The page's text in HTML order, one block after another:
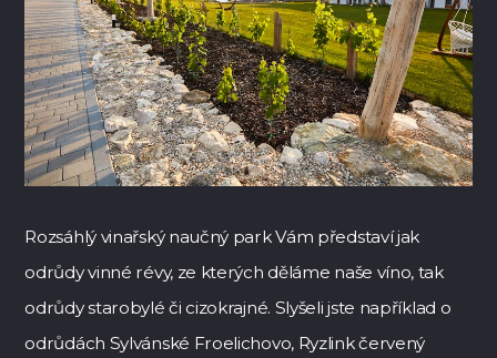
Rozsáhlý vinařský naučný park Vám představí jak
odrůdy vinné révy, ze kterých děláme naše víno, tak
odrůdy starobylé či cizokrajné. Slyšeli jste například o
odrůdách Sylvánské Froelichovo, Ryzlink červený